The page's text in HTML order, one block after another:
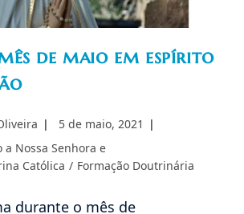
de maio em espírito
Post
5 de maio, 2021
a Nossa Senhora e
Católica / Formação Doutrinária
durante o mês de